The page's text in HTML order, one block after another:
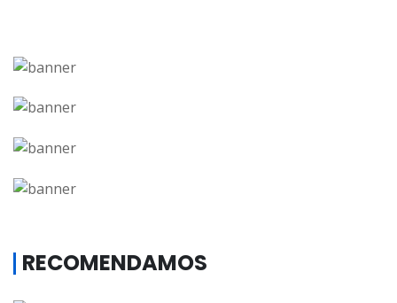
RECOMENDAMOS